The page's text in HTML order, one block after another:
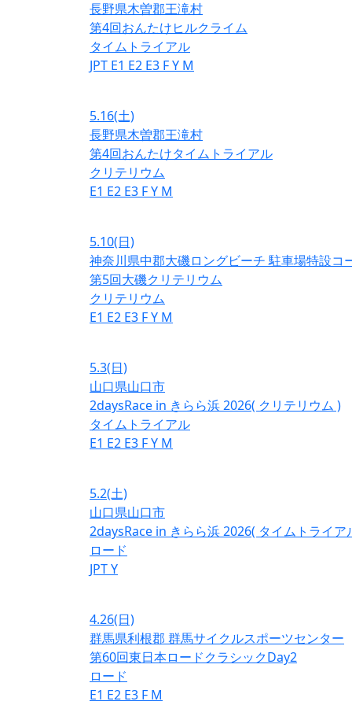
長野県木曽郡王滝村
第4回おんたけヒルクライム
タイムトライアル
JPT E1 E2 E3 FY M
5.16(土)
長野県木曽郡王滝村
第4回おんたけタイムトライアル
クリテリウム
E1 E2 E3 FY M
5.10(日)
神奈川県中郡大磯ロングビーチ 駐車場特設コ
第5回大磯クリテリウム
クリテリウム
E1 E2 E3 FY M
5.3(日)
山口県山口市
2daysRace in きらら浜 2026( クリテリウム )
タイムトライアル
E1 E2 E3 FY M
5.2(土)
山口県山口市
2daysRace in きらら浜 2026( タイムトライア
ロード
JPTY
4.26(日)
群馬県利根郡 群馬サイクルスポーツセンター
第60回東日本ロードクラシックDay2
ロード
E1 E2 E3 F M